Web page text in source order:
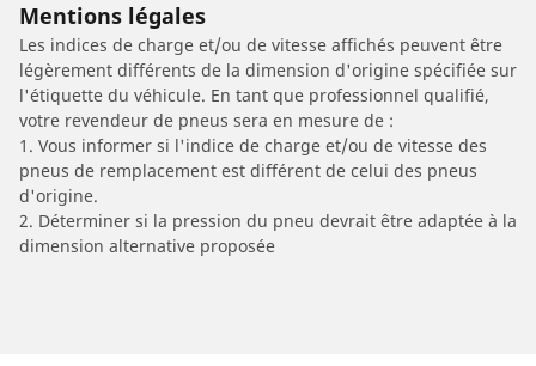
Mentions légales
Les indices de charge et/ou de vitesse affichés peuvent être
légèrement différents de la dimension d'origine spécifiée sur
l'étiquette du véhicule. En tant que professionnel qualifié,
votre revendeur de pneus sera en mesure de :
1. Vous informer si l'indice de charge et/ou de vitesse des
pneus de remplacement est différent de celui des pneus
d'origine.
2. Déterminer si la pression du pneu devrait être adaptée à la
dimension alternative proposée